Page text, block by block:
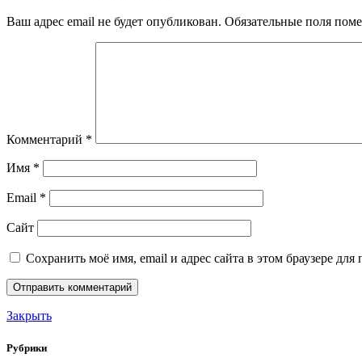
Ваш адрес email не будет опубликован. Обязательные поля
Комментарий *
Имя *
Email *
Сайт
Сохранить моё имя, email и адрес сайта в этом браузере
Закрыть
Рубрики